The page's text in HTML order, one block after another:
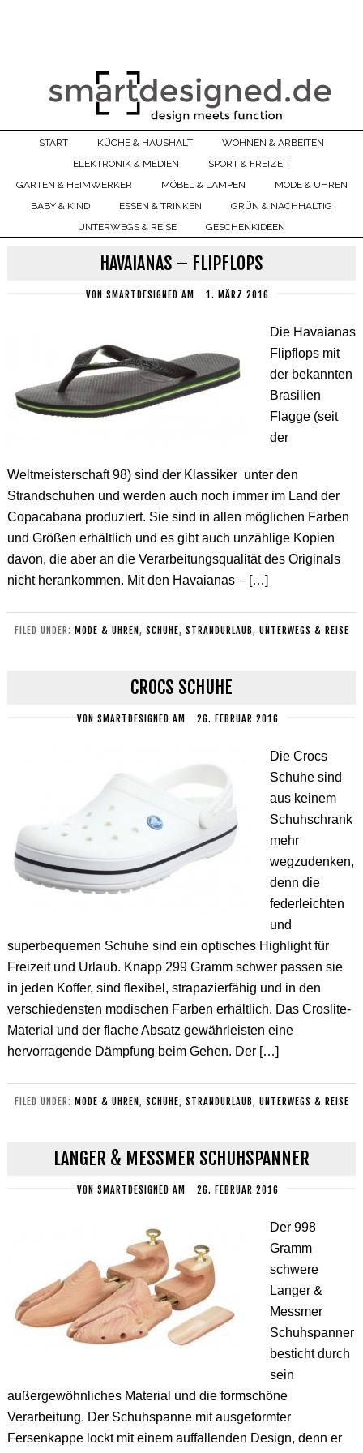
START KÜCHE & HAUSHALT
WOHNEN & ARBEITEN
ELEKTRONIK & MEDIEN
SPORT & FREIZEIT
GARTEN & HEIMWERKER
MÖBEL & LAMPEN
MODE & UHREN
BABY & KIND
ESSEN & TRINKEN
GRÜN & NACHHALTIG
UNTERWEGS & REISE
GESCHENKIDEEN
HAVAIANAS – FLIPFLOPS
VON SMARTDESIGNED AM 1. MÄRZ 2016
Die Havaianas
Flipflops mit
der bekannten
Brasilien
Flagge (seit
der
Weltmeisterschaft 98) sind der Klassiker unter den
Strandschuhen und werden auch noch immer im Land der
Copacabana produziert. Sie sind in allen möglichen Farben
und Größen erhältlich und es gibt auch unzählige Kopien
davon, die aber an die Verarbeitungsqualität des Originals
nicht herankommen. Mit den Havaianas – […]
FILED UNDER: MODE & UHREN , SCHUHE, STRANDURLAUB, UNTERWEGS & REISE
CROCS SCHUHE
VON SMARTDESIGNED AM 26. FEBRUAR 2016
Die Crocs
Schuhe sind
aus keinem
Schuhschrank
mehr
wegzudenken,
denn die
federleichten
und
superbequemen Schuhe sind ein optisches Highlight für
Freizeit und Urlaub. Knapp 299 Gramm schwer passen sie
in jeden Koffer, sind flexibel, strapazierfähig und in den
verschiedensten modischen Farben erhältlich. Das Croslite-
Material und der flache Absatz gewährleisten eine
hervorragende Dämpfung beim Gehen. Der […]
FILED UNDER: MODE & UHREN , SCHUHE, STRANDURLAUB, UNTERWEGS & REISE
LANGER & MESSMER SCHUHSPANNER
VON SMARTDESIGNED AM 26. FEBRUAR 2016
Der 998
Gramm
schwere
Langer &
Messmer
Schuhspanner
besticht durch
sein
außergewöhnliches Material und die formschöne
Verarbeitung. Der Schuhspanne mit ausgeformter
Fersenkappe lockt mit einem auffallenden Design, denn er